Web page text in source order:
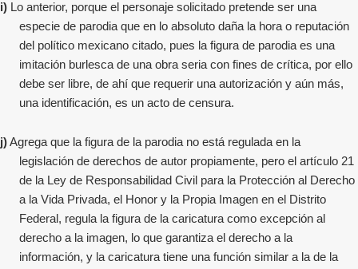
i) Lo anterior, porque el personaje solicitado pretende ser una
especie de parodia que en lo absoluto daña la hora o reputación
del político mexicano citado, pues la figura de parodia es una
imitación burlesca de una obra seria con fines de crítica, por ello
debe ser libre, de ahí que requerir una autorización y aún más,
una identificación, es un acto de censura.
j)Agrega que la figura de la parodia no está regulada en la
legislación de derechos de autor propiamente, pero el artículo 21
de la Ley de Responsabilidad Civil para la Protección al Derecho
a la Vida Privada, el Honor y la Propia Imagen en el Distrito
Federal, regula la figura de la caricatura como excepción al
derecho a la imagen, lo que garantiza el derecho a la
información, y la caricatura tiene una función similar a la de la